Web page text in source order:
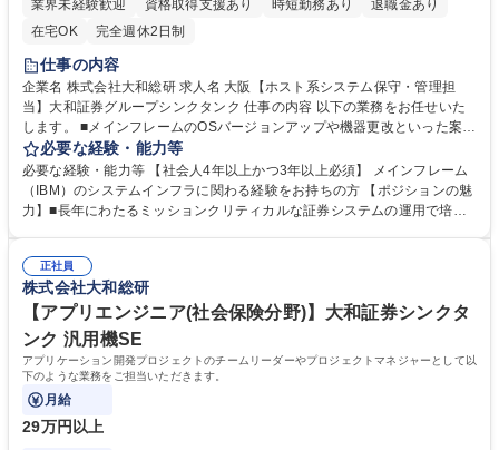
業界未経験歓迎
資格取得支援あり 時短勤務あり
退職金あり
在宅OK
完全週休2日制
仕事の内容
企業名 株式会社大和総研 求人名 大阪【ホスト系システム保守・管理担
当】大和証券グループシンクタンク 仕事の内容 以下の業務をお任せいた
します。 ■メインフレームのOSバージョンアップや機器更改といった案件
の推進 ■新規サービスや制度変更に関わるにシステム受入審査業務 ≪利用
技術≫IBMメインフレーム環境、z/OS、IBM PPなど ※FISC安全対策基準
への準拠やISO認証取得など外部認証に裏付けされた、高品質で信頼性の
高い最適化されたコストでサービスを提供することがミッションです。 募
必要な経験・能力等
必要な経験・能力等 【社会人4年以上かつ3年以上必須】 メインフレーム
（IBM）のシステムインフラに関わる経験をお持ちの方 【ポジションの魅
力】■長年にわたるミッションクリティカルな証券システムの運用で培っ
す。■システムの開発・構築時に備えるべき安全性、信頼性、完全性の機
能のみならず、運用保守を想定した高品質な設計、システム変更について
の経験を積むことができます。 学歴・資格 学歴：大学院 大学 語学力： 資
格：
正社員
株式会社大和総研
【アプリエンジニア(社会保険分野)】大和証券シンクタ
ンク 汎用機SE
アプリケーション開発プロジェクトのチームリーダーやプロジェクトマネジャーとして以
下のような業務をご担当いただきます。
月給
29万円以上